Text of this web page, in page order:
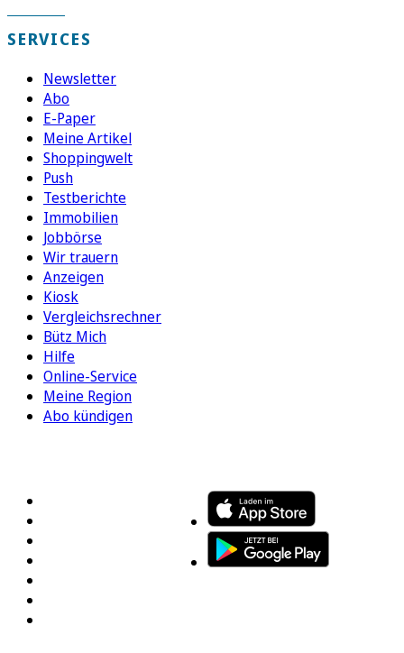
SERVICES
Newsletter
Abo
E-Paper
Meine Artikel
Shoppingwelt
Push
Testberichte
Immobilien
Jobbörse
Wir trauern
Anzeigen
Kiosk
Vergleichsrechner
Bütz Mich
Hilfe
Online-Service
Meine Region
Abo kündigen